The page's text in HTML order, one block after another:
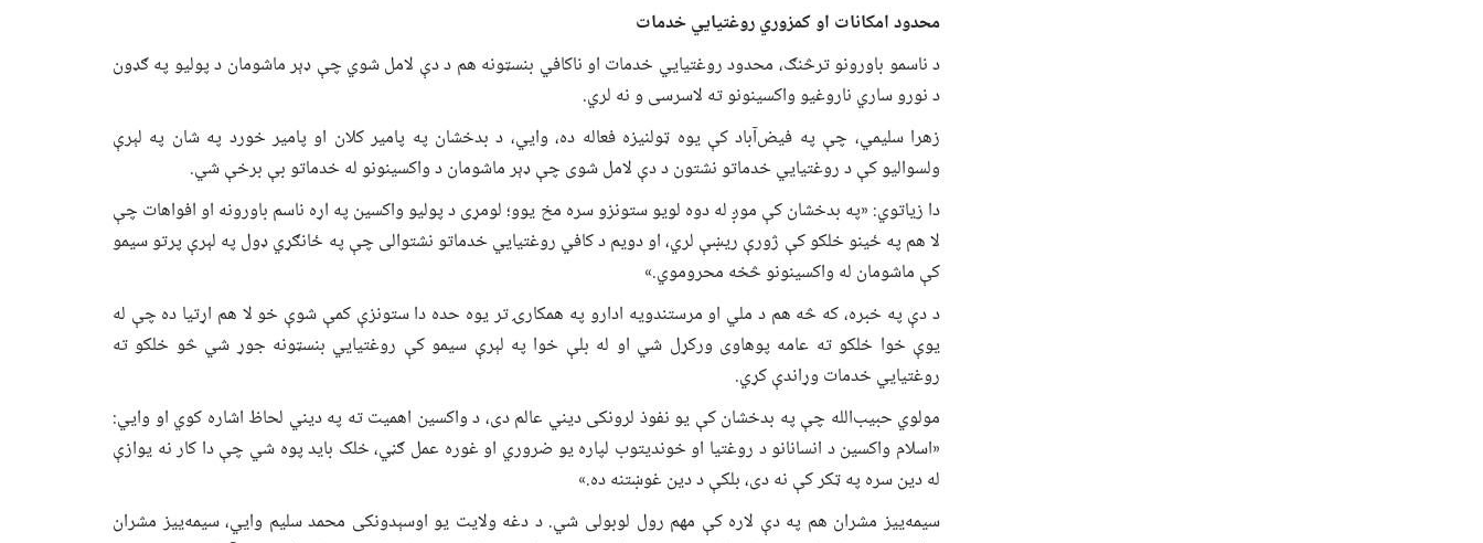
محدود امکانات او کمزوري روغتیايي خدمات
د ناسمو باورونو ترڅنګ، محدود روغتیايي خدمات او ناکافي بنسټونه هم د دې لامل شوي چې ډېر ماشومان د پولیو په ګډون
د نورو ساري ناروغیو واکسینونو ته لاسرسی و نه لري.
زهرا سلیمي، چې په فیض‌آباد کې یوه ټولنیزه فعاله ده، وايي، د بدخشان په پامیر کلان او پامیر خورد په شان په لېرې
ولسوالیو کې د روغتیايي خدماتو نشتون د دې لامل شوی چې ډېر ماشومان د واکسینونو له خدماتو بې برخې شي.
دا زیاتوي: «په بدخشان کې موږ له دوه لویو ستونزو سره مخ یوو؛ لومړی د پولیو واکسین په اړه ناسم باورونه او افواهات چې
لا هم په ځینو خلکو کې ژورې ریښې لري، او دویم د کافي روغتیايي خدماتو نشتوالی چې په ځانګړي ډول په لېرې پرتو سیمو
کې ماشومان له واکسینونو څخه محروموي.»
د دې په خبره، که څه هم د ملي او مرستندویه ادارو په همکارۍ تر یوه حده دا ستونزې کمې شوې خو لا هم اړتیا ده چې له
یوې خوا خلکو ته عامه پوهاوی ورکړل شي او له بلې خوا په لېرې سیمو کې روغتیايي بنسټونه جوړ شي څو خلکو ته
روغتیايي خدمات وړاندې کړي.
مولوي حبیب‌الله چې په بدخشان کې یو نفوذ لرونکی دیني عالم دی، د واکسین اهمیت ته په دیني لحاظ اشاره کوي او وايي:
«اسلام واکسین د انسانانو د روغتیا او خوندیتوب لپاره یو ضروري او غوره عمل ګڼي، خلک باید پوه شي چې دا کار نه یوازې
له دین سره په ټکر کې نه دی، بلکې د دین غوښتنه ده.»
سیمه‌ییز مشران هم په دې لاره کې مهم رول لوبولی شي. د دغه ولایت یو اوسېدونکی محمد سلیم وايي، سیمه‌ییز مشران